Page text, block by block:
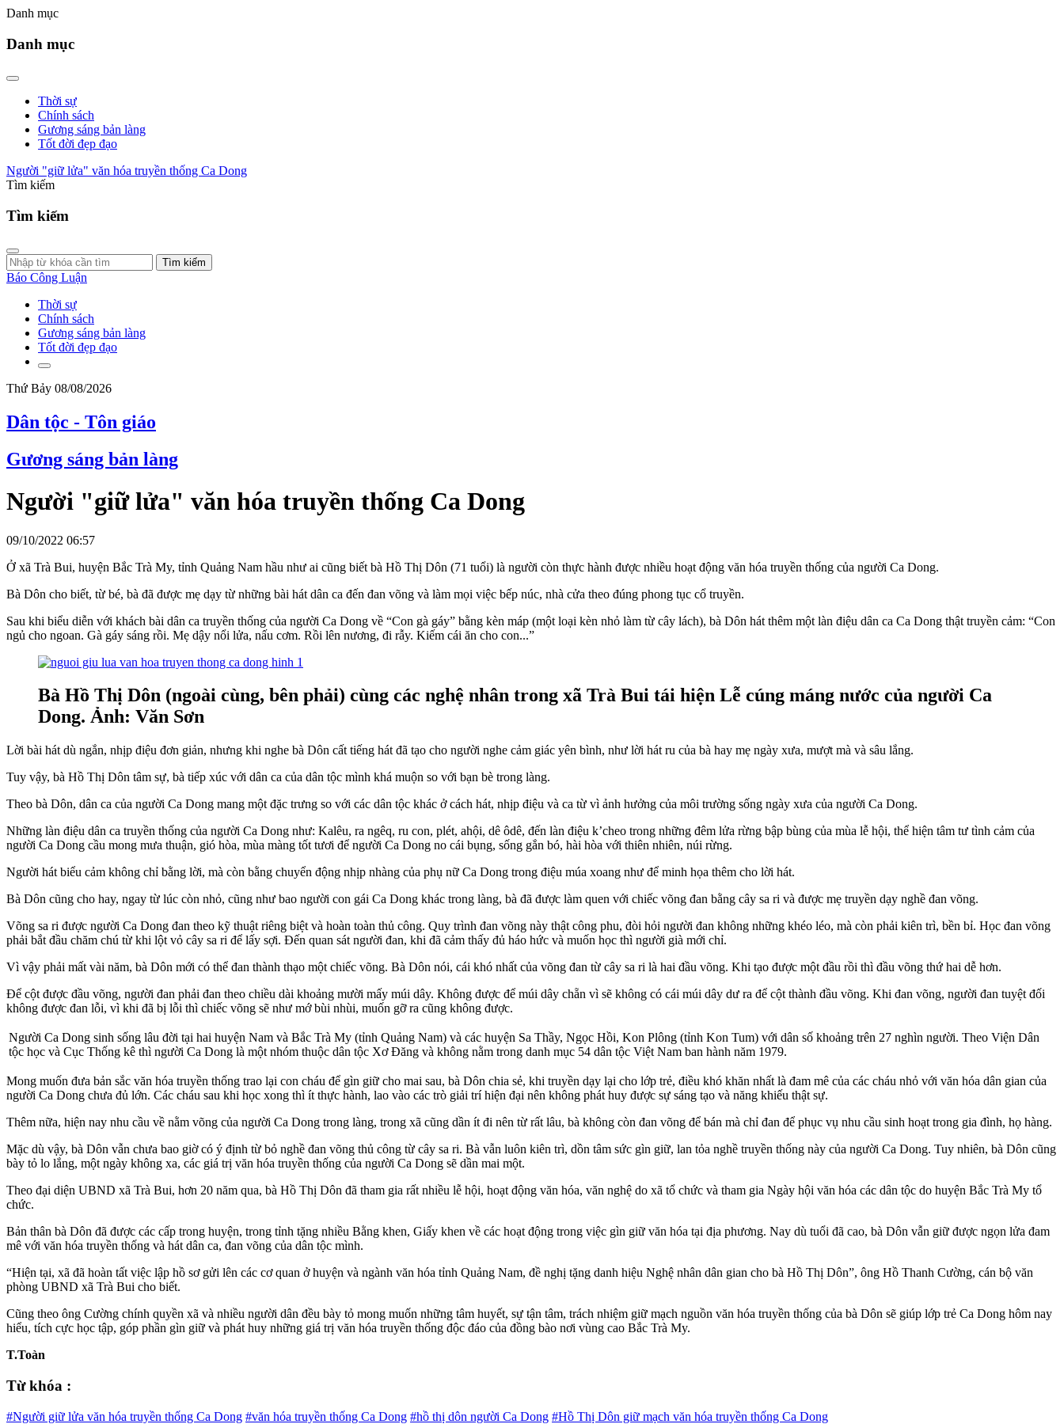
Danh mục
Danh mục
Thời sự
Chính sách
Gương sáng bản làng
Tốt đời đẹp đạo
Người "giữ lửa" văn hóa truyền thống Ca Dong
Tìm kiếm
Tìm kiếm
Tìm kiếm
Báo Công Luận
Thời sự
Chính sách
Gương sáng bản làng
Tốt đời đẹp đạo
Thứ Bảy 08/08/2026
Dân tộc - Tôn giáo
Gương sáng bản làng
Người "giữ lửa" văn hóa truyền thống Ca Dong
09/10/2022 06:57
Ở xã Trà Bui, huyện Bắc Trà My, tỉnh Quảng Nam hầu như ai cũng biết bà Hồ Thị Dôn (71 tuổi) là người còn thực hành được nhiều hoạt động văn hóa truyền thống của người Ca Dong.
Bà Dôn cho biết, từ bé, bà đã được mẹ dạy từ những bài hát dân ca đến đan võng và làm mọi việc bếp núc, nhà cửa theo đúng phong tục cổ truyền.
Sau khi biểu diễn với khách bài dân ca truyền thống của người Ca Dong về “Con gà gáy” bằng kèn máp (một loại kèn nhỏ làm từ cây lách), bà Dôn hát thêm một làn điệu dân ca Ca Dong thật truyền cảm: “Con
ngủ cho ngoan. Gà gáy sáng rồi. Mẹ dậy nổi lửa, nấu cơm. Rồi lên nương, đi rẫy. Kiếm cái ăn cho con...”
Bà Hồ Thị Dôn (ngoài cùng, bên phải) cùng các nghệ nhân trong xã Trà Bui tái hiện Lễ cúng máng nước của người Ca
Dong. Ảnh: Văn Sơn
Lời bài hát dù ngắn, nhịp điệu đơn giản, nhưng khi nghe bà Dôn cất tiếng hát đã tạo cho người nghe cảm giác yên bình, như lời hát ru của bà hay mẹ ngày xưa, mượt mà và sâu lắng.
Tuy vậy, bà Hồ Thị Dôn tâm sự, bà tiếp xúc với dân ca của dân tộc mình khá muộn so với bạn bè trong làng.
Theo bà Dôn, dân ca của người Ca Dong mang một đặc trưng so với các dân tộc khác ở cách hát, nhịp điệu và ca từ vì ảnh hưởng của môi trường sống ngày xưa của người Ca Dong.
Những làn điệu dân ca truyền thống của người Ca Dong như: Kalêu, ra ngêq, ru con, plét, ahội, dê ôdê, đến làn điệu k’cheo trong những đêm lửa rừng bập bùng của mùa lễ hội, thể hiện tâm tư tình cảm của
người Ca Dong cầu mong mưa thuận, gió hòa, mùa màng tốt tươi để người Ca Dong no cái bụng, sống gắn bó, hài hòa với thiên nhiên, núi rừng.
Người hát biểu cảm không chỉ bằng lời, mà còn bằng chuyển động nhịp nhàng của phụ nữ Ca Dong trong điệu múa xoang như để minh họa thêm cho lời hát.
Bà Dôn cũng cho hay, ngay từ lúc còn nhỏ, cũng như bao người con gái Ca Dong khác trong làng, bà đã được làm quen với chiếc võng đan bằng cây sa ri và được mẹ truyền dạy nghề đan võng.
Võng sa ri được người Ca Dong đan theo kỹ thuật riêng biệt và hoàn toàn thủ công. Quy trình đan võng này thật công phu, đòi hỏi người đan không những khéo léo, mà còn phải kiên trì, bền bỉ. Học đan võng
phải bắt đầu chăm chú từ khi lột vỏ cây sa ri để lấy sợi. Đến quan sát người đan, khi đã cảm thấy đủ háo hức và muốn học thì người già mới chỉ.
Vì vậy phải mất vài năm, bà Dôn mới có thể đan thành thạo một chiếc võng. Bà Dôn nói, cái khó nhất của võng đan từ cây sa ri là hai đầu võng. Khi tạo được một đầu rồi thì đầu võng thứ hai dễ hơn.
Để cột được đầu võng, người đan phải đan theo chiều dài khoảng mười mấy múi dây. Không được để múi dây chẵn vì sẽ không có cái múi dây dư ra để cột thành đầu võng. Khi đan võng, người đan tuyệt đối
không được đan lỗi, vì khi đã bị lỗi thì chiếc võng sẽ như mớ bùi nhùi, muốn gỡ ra cũng không được.
Người Ca Dong sinh sống lâu đời tại hai huyện Nam và Bắc Trà My (tỉnh Quảng Nam) và các huyện Sa Thầy, Ngọc Hồi, Kon Plông (tỉnh Kon Tum) với dân số khoảng trên 27 nghìn người. Theo Viện Dân
tộc học và Cục Thống kê thì người Ca Dong là một nhóm thuộc dân tộc Xơ Đăng và không nằm trong danh mục 54 dân tộc Việt Nam ban hành năm 1979.
Mong muốn đưa bản sắc văn hóa truyền thống trao lại con cháu để gìn giữ cho mai sau, bà Dôn chia sẻ, khi truyền dạy lại cho lớp trẻ, điều khó khăn nhất là đam mê của các cháu nhỏ với văn hóa dân gian của
người Ca Dong chưa đủ lớn. Các cháu sau khi học xong thì ít thực hành, lao vào các trò giải trí hiện đại nên không phát huy được sự sáng tạo và năng khiếu thật sự.
Thêm nữa, hiện nay nhu cầu về nằm võng của người Ca Dong trong làng, trong xã cũng dần ít đi nên từ rất lâu, bà không còn đan võng để bán mà chỉ đan để phục vụ nhu cầu sinh hoạt trong gia đình, họ hàng.
Mặc dù vậy, bà Dôn vẫn chưa bao giờ có ý định từ bỏ nghề đan võng thủ công từ cây sa ri. Bà vẫn luôn kiên trì, dồn tâm sức gìn giữ, lan tỏa nghề truyền thống này của người Ca Dong. Tuy nhiên, bà Dôn cũng
bày tỏ lo lắng, một ngày không xa, các giá trị văn hóa truyền thống của người Ca Dong sẽ dần mai một.
Theo đại diện UBND xã Trà Bui, hơn 20 năm qua, bà Hồ Thị Dôn đã tham gia rất nhiều lễ hội, hoạt động văn hóa, văn nghệ do xã tổ chức và tham gia Ngày hội văn hóa các dân tộc do huyện Bắc Trà My tổ
chức.
Bản thân bà Dôn đã được các cấp trong huyện, trong tỉnh tặng nhiều Bằng khen, Giấy khen về các hoạt động trong việc gìn giữ văn hóa tại địa phương. Nay dù tuổi đã cao, bà Dôn vẫn giữ được ngọn lửa đam
mê với văn hóa truyền thống và hát dân ca, đan võng của dân tộc mình.
“Hiện tại, xã đã hoàn tất việc lập hồ sơ gửi lên các cơ quan ở huyện và ngành văn hóa tỉnh Quảng Nam, đề nghị tặng danh hiệu Nghệ nhân dân gian cho bà Hồ Thị Dôn”, ông Hồ Thanh Cường, cán bộ văn
phòng UBND xã Trà Bui cho biết.
Cũng theo ông Cường chính quyền xã và nhiều người dân đều bày tỏ mong muốn những tâm huyết, sự tận tâm, trách nhiệm giữ mạch nguồn văn hóa truyền thống của bà Dôn sẽ giúp lớp trẻ Ca Dong hôm nay
hiểu, tích cực học tập, góp phần gìn giữ và phát huy những giá trị văn hóa truyền thống độc đáo của đồng bào nơi vùng cao Bắc Trà My.
T.Toàn
Từ khóa :
#Người giữ lửa văn hóa truyền thống Ca Dong #văn hóa truyền thống Ca Dong #hồ thị dôn người Ca Dong #Hồ Thị Dôn giữ mạch văn hóa truyền thống Ca Dong